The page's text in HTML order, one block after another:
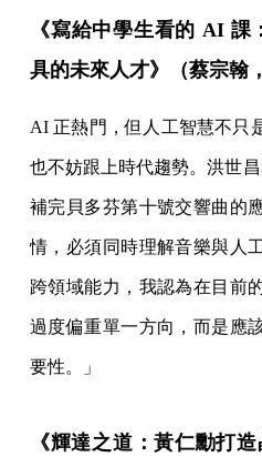
《寫給中學生看的 AI
具的未來人才》（蔡宗翰，
AI 正熱門，但人工智慧不只
也不妨跟上時代趨勢。洪世
補完貝多芬第十號交響曲的
情，必須同時理解音樂與人
跨領域能力，我認為在目前
過度偏重單一方向，而是應
要性。」
《輝達之道：黃仁勳打